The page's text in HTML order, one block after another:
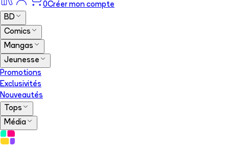
0Créer mon compte
BD
Comics
Mangas
Jeunesse
Promotions
Exclusivités
Nouveautés
Tops
Média